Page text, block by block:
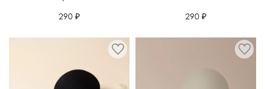
290 ₽ 290 ₽